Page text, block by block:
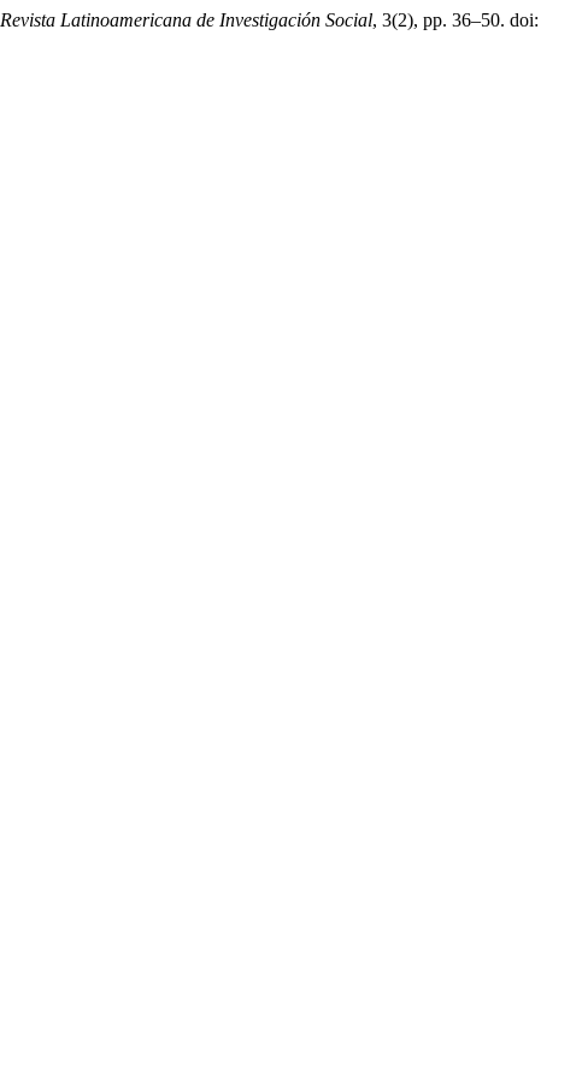
Revista Latinoamericana de Investigación Social, 3(2), pp. 36–50. doi: